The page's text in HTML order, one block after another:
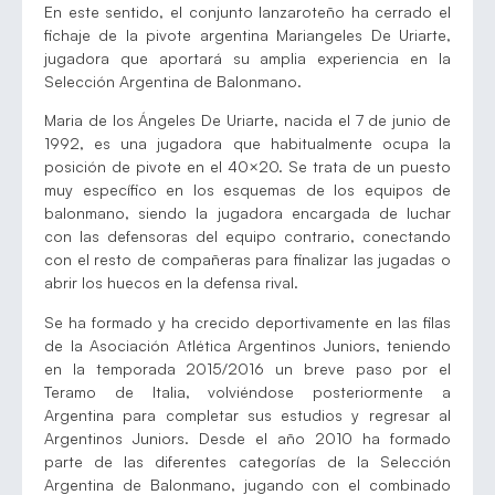
En este sentido, el conjunto lanzaroteño ha cerrado el
fichaje de la pivote argentina Mariangeles De Uriarte,
jugadora que aportará su amplia experiencia en la
Selección Argentina de Balonmano.
Maria de los Ángeles De Uriarte, nacida el 7 de junio de
1992, es una jugadora que habitualmente ocupa la
posición de pivote en el 40×20. Se trata de un puesto
muy específico en los esquemas de los equipos de
balonmano, siendo la jugadora encargada de luchar
con las defensoras del equipo contrario, conectando
con el resto de compañeras para finalizar las jugadas o
abrir los huecos en la defensa rival.
Se ha formado y ha crecido deportivamente en las filas
de la Asociación Atlética Argentinos Juniors, teniendo
en la temporada 2015/2016 un breve paso por el
Teramo de Italia, volviéndose posteriormente a
Argentina para completar sus estudios y regresar al
Argentinos Juniors. Desde el año 2010 ha formado
parte de las diferentes categorías de la Selección
Argentina de Balonmano, jugando con el combinado